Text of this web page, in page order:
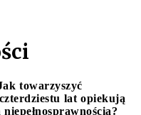
towarzyszyć
lat opiekują